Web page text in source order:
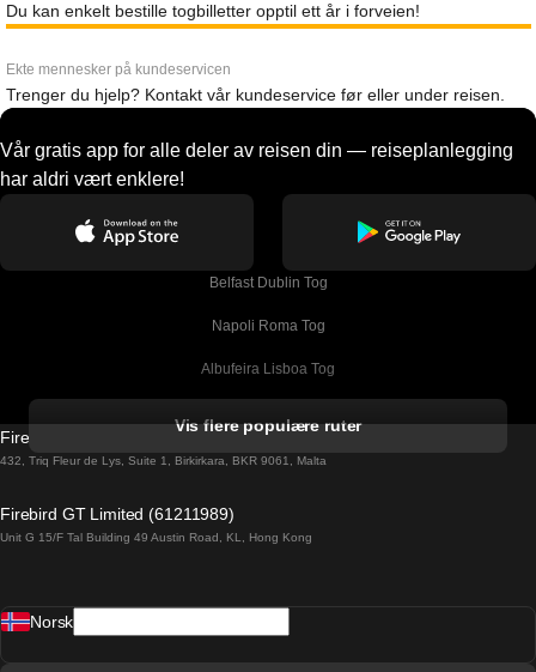
Du kan enkelt bestille togbilletter opptil ett år i forveien!
Ekte mennesker på kundeservicen
Trenger du hjelp? Kontakt vår kundeservice før eller under reisen.
Vår gratis app for alle deler av reisen din — reiseplanlegging
har aldri vært enklere!
Belfast Dublin Tog
Napoli Roma Tog
Albufeira Lisboa Tog
Barcelona Madrid Tog
Barcelona Sevilla Tog
Vis flere populære ruter
Firebird GT Limited (OC 1451)
432, Triq Fleur de Lys, Suite 1, Birkirkara, BKR 9061, Malta
Firebird GT Limited (61211989)
Unit G 15/F Tal Building 49 Austin Road, KL, Hong Kong
Norsk